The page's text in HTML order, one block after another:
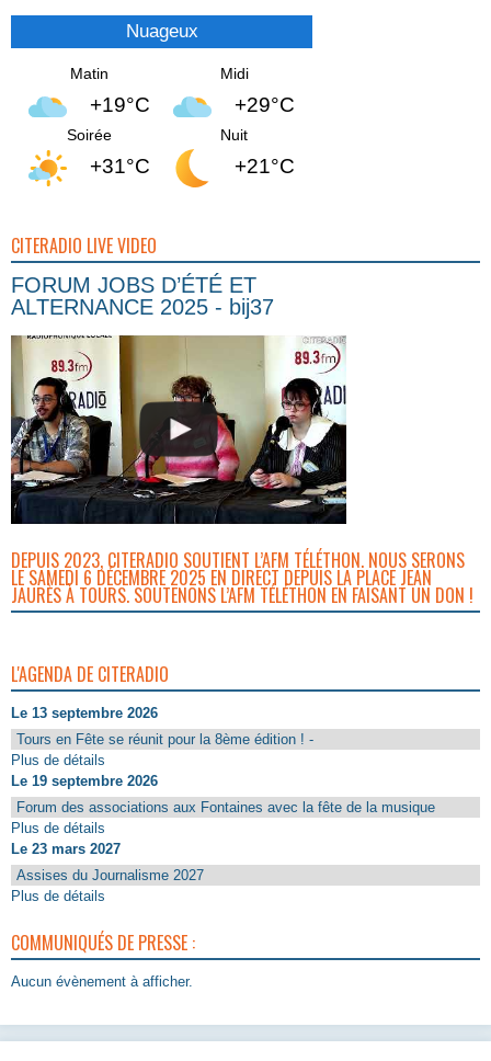
Nuageux
Matin
+19°C
Midi
+29°C
Soirée
+31°C
Nuit
+21°C
CITERADIO LIVE VIDEO
FORUM JOBS D’ÉTÉ ET
ALTERNANCE 2025 - bij37
DEPUIS 2023, CITERADIO SOUTIENT L’AFM TÉLÉTHON. NOUS SERONS
LE SAMEDI 6 DÉCEMBRE 2025 EN DIRECT DEPUIS LA PLACE JEAN
JAURÈS À TOURS. SOUTENONS L’AFM TÉLÉTHON EN FAISANT UN DON !
L'AGENDA DE CITERADIO
Le 13 septembre 2026
Tours en Fête se réunit pour la 8ème édition ! -
Plus de détails
Le 19 septembre 2026
Forum des associations aux Fontaines avec la fête de la musique
Plus de détails
Le 23 mars 2027
Assises du Journalisme 2027
Plus de détails
COMMUNIQUÉS DE PRESSE :
Aucun évènement à afficher.